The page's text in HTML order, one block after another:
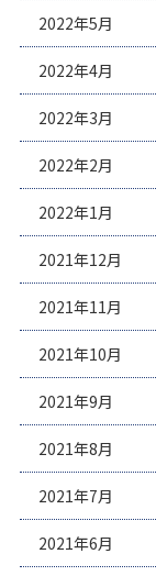
2022年5月
2022年4月
2022年3月
2022年2月
2022年1月
2021年12月
2021年11月
2021年10月
2021年9月
2021年8月
2021年7月
2021年6月